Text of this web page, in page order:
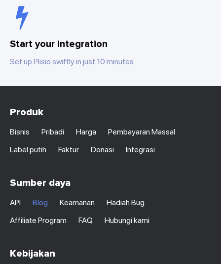
Start your integration
Set up Plisio swiftly in just 10 minutes.
Produk
Bisnis Pribadi Harga
Pembayaran Massal
Label putih
Faktur Donasi Integrasi
Sumber daya
API Blog Keamanan
Hadiah Bug
Affiliate Program
FAQ Hubungi kami
Kebijakan